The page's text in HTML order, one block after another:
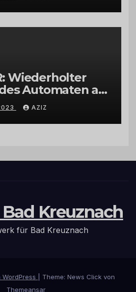
Wiederholter
Automaten am
in
am Labachweg
AZIZ
Kreuznach
für Bad Kreuznach
Theme: News Click von
Themeansar